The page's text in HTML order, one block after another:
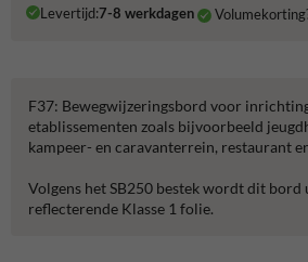
Levertijd:7-8 werkdagen
F37: Bewegwijzeringsbord voor
etablissementen zoals bijvoorbeeld
kampeer- en caravanterrein, restaurant
Volgens het SB250 bestek wordt dit bord
reflecterende Klasse 1 folie.